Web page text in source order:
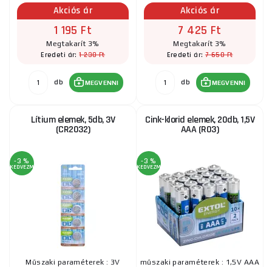
Akciós ár
1 195 Ft
Megtakarít 3%
Eredeti ár:1 230 Ft
db MEGVENNI
Akciós ár
7 425 Ft
Megtakarít 3%
Eredeti ár:7 650 Ft
db MEGVENNI
Lítium elemek, 5db, 3V
(CR2032)
-3 %
KEDVEZMÉNY
Műszaki paraméterek : 3V
Cink-klorid elemek, 20db, 1,5V
AAA (R03)
-3 %
KEDVEZMÉNY
műszaki paraméterek : 1,5V AAA